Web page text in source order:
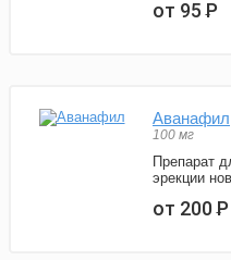
от 95Р
Аванафил
100 мг
Препарат
эрекции
от 200Р